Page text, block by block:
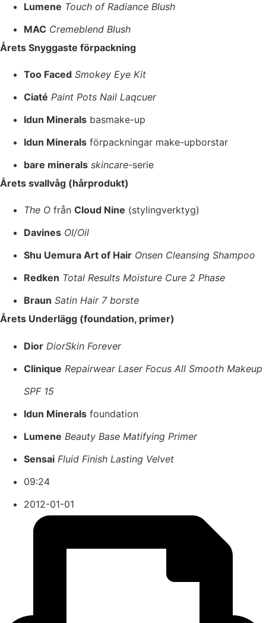
Lumene Touch of Radiance Blush
MAC Cremeblend Blush
Årets Snyggaste förpackning
Too Faced Smokey Eye Kit
Ciaté Paint Pots Nail Laqcuer
Idun Minerals basmake-up
Idun Minerals förpackningar make-upborstar
bare minerals skincare-serie
Årets svallvåg (hårprodukt)
The O från Cloud Nine (stylingverktyg)
Davines OI/Oil
Shu Uemura Art of Hair Onsen Cleansing Shampoo
Redken Total Results Moisture Cure 2 Phase
Braun Satin Hair 7 borste
Årets Underlägg (foundation, primer)
Dior DiorSkin Forever
Clinique Repairwear Laser Focus All Smooth Makeup
SPF 15
Idun Minerals foundation
Lumene Beauty Base Matifying Primer
Sensai Fluid Finish Lasting Velvet
09:24
2012-01-01